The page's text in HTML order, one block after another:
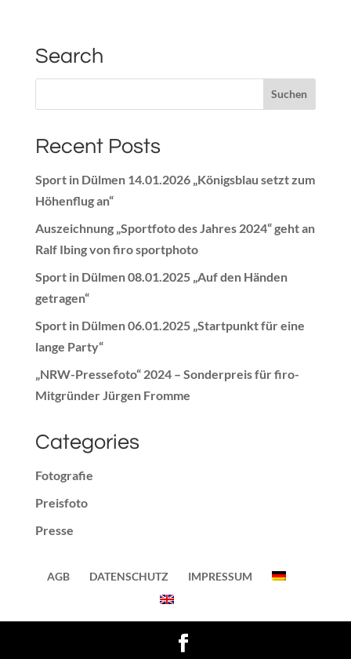
Search
Recent Posts
Sport in Dülmen 14.01.2026 „Königsblau setzt zum
Höhenflug an“
Auszeichnung „Sportfoto des Jahres 2024“ geht an
Ralf Ibing von firo sportphoto
Sport in Dülmen 08.01.2025 „Auf den Händen
getragen“
Sport in Dülmen 06.01.2025 „Startpunkt für eine
lange Party“
„NRW-Pressefoto“ 2024 – Sonderpreis für firo-
Mitgründer Jürgen Fromme
Categories
Fotografie
Preisfoto
Presse
AGB DATENSCHUTZ IMPRESSUM
WordPress Cookie Hinweis von Real Cookie Banner